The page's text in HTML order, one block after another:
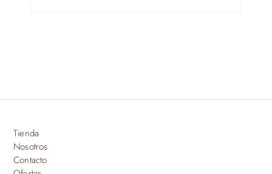
Tienda
Nosotros
Contacto